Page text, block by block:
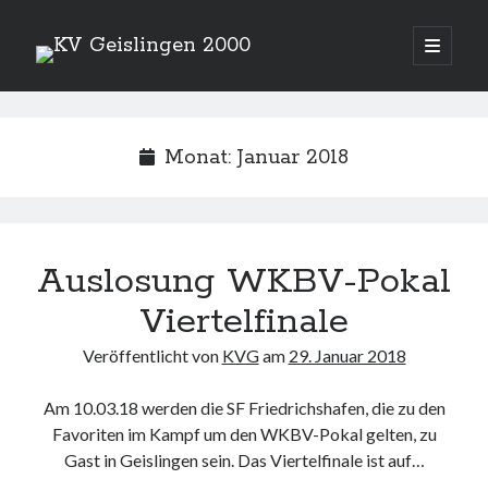
KV
open
primary
Sidebar
Senioren sind Württembergischer Mannschaftsmeister und
qualifizieren sich für die Deutsche Meisterschaft in Augsburg!
73312 Geislingen an der Steige
Dienstag und Donnerstag 17.00 - 20.00 Uhr
Webseite durchsuchen:
Suchen
Monat: Januar 2018
Auslosung WKBV-Pokal
Viertelfinale
Veröffentlicht von KVGam 29. Januar 2018
Am 10.03.18 werden die SF Friedrichshafen, die zu den
Favoriten im Kampf um den WKBV-Pokal gelten, zu
Gast in Geislingen sein. Das Viertelfinale ist auf…